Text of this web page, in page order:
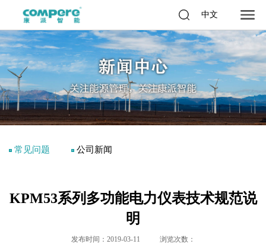
中文
常见问题 公司新闻
KPM53系列多功能电力仪表技术规范说
明
发布时间：2019-03-11 浏览次数：